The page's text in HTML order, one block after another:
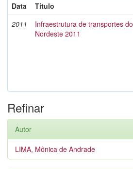
Data
Título
2011
Infraestrutura de transportes do
Nordeste 2011
Refinar
Autor
LIMA, Mônica de Andrade